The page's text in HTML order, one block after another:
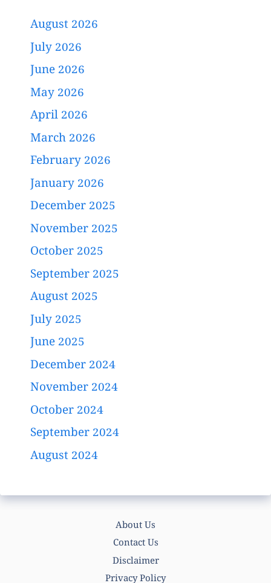
August 2026
July 2026
June 2026
May 2026
April 2026
March 2026
February 2026
January 2026
December 2025
November 2025
October 2025
September 2025
August 2025
July 2025
June 2025
December 2024
November 2024
October 2024
September 2024
August 2024
About Us
Contact Us
Disclaimer
Privacy Policy